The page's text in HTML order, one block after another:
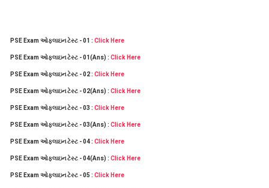
PSE Exam ઓફલાઇન ટેસ્ટ - 01 : Click Here
PSE Exam ઓફલાઇન ટેસ્ટ - 01(Ans) : Click Here
PSE Exam ઓફલાઇન ટેસ્ટ - 02 : Click Here
PSE Exam ઓફલાઇન ટેસ્ટ - 02(Ans) : Click Here
PSE Exam ઓફલાઇન ટેસ્ટ - 03 : Click Here
PSE Exam ઓફલાઇન ટેસ્ટ - 03(Ans) : Click Here
PSE Exam ઓફલાઇન ટેસ્ટ - 04 : Click Here
PSE Exam ઓફલાઇન ટેસ્ટ - 04(Ans) : Click Here
PSE Exam ઓફલાઇન ટેસ્ટ - 05 : Click Here